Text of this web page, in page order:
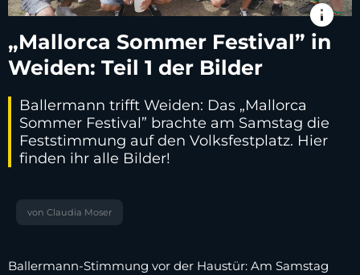
info
„Mallorca Sommer Festival” in
Weiden: Teil 1 der Bilder
Ballermann trifft Weiden: Das „Mallorca
Sommer Festival” brachte am Samstag die
Feststimmung auf den Volksfestplatz. Hier
finden ihr alle Bilder!
von Claudia Moser
Ballermann-Stimmung vor der Haustür: Am Samstag